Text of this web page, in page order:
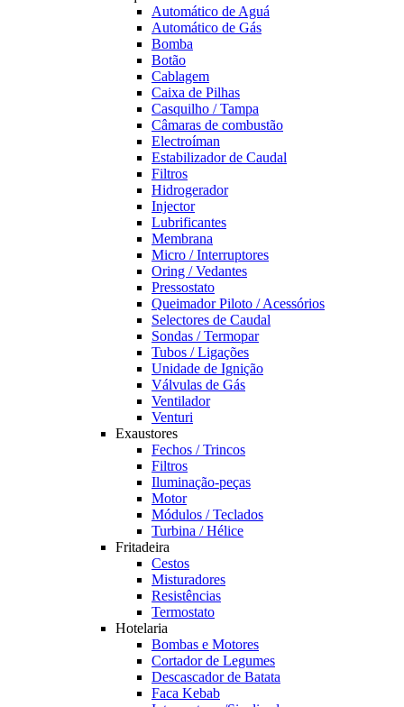
Automático de Aguá
Automático de Gás
Bomba
Botão
Cablagem
Caixa de Pilhas
Casquilho / Tampa
Câmaras de combustão
Electroíman
Estabilizador de Caudal
Filtros
Hidrogerador
Injector
Lubrificantes
Membrana
Micro / Interruptores
Oring / Vedantes
Pressostato
Queimador Piloto / Acessórios
Selectores de Caudal
Sondas / Termopar
Tubos / Ligações
Unidade de Ignição
Válvulas de Gás
Ventilador
Venturi
Exaustores
Fechos / Trincos
Filtros
Iluminação-peças
Motor
Módulos / Teclados
Turbina / Hélice
Fritadeira
Cestos
Misturadores
Resistências
Termostato
Hotelaria
Bombas e Motores
Cortador de Legumes
Descascador de Batata
Faca Kebab